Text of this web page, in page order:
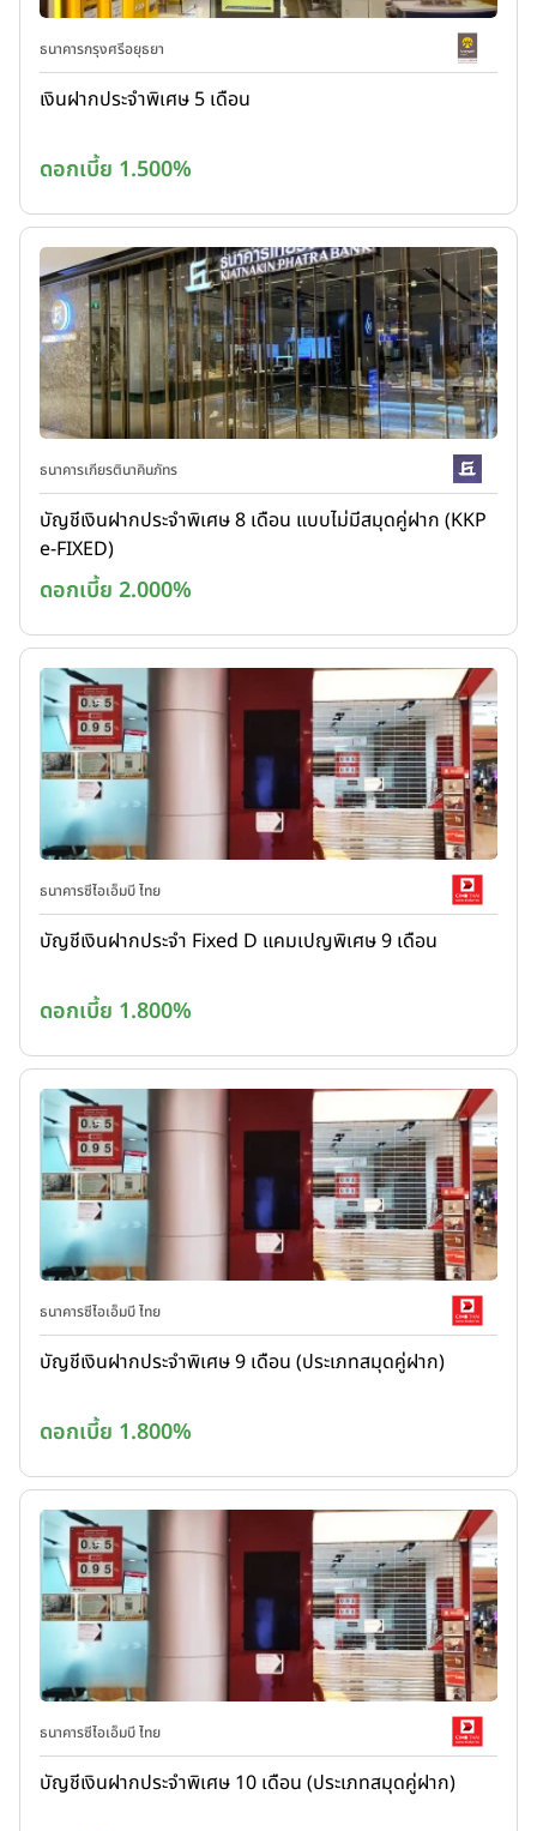
ธนาคารกรุงศรีอยุธยา
เงินฝากประจำพิเศษ 5 เดือน
ดอกเบี้ย 1.500%
ธนาคารเกียรตินาคินภัทร
บัญชีเงินฝากประจำพิเศษ 8 เดือน แบบไม่มีสมุดคู่ฝาก (KKP
e-FIXED)
ดอกเบี้ย 2.000%
ธนาคารซีไอเอ็มบี ไทย
บัญชีเงินฝากประจำ Fixed D แคมเปญพิเศษ 9 เดือน
ดอกเบี้ย 1.800%
ธนาคารซีไอเอ็มบี ไทย
บัญชีเงินฝากประจำพิเศษ 9 เดือน (ประเภทสมุดคู่ฝาก)
ดอกเบี้ย 1.800%
ธนาคารซีไอเอ็มบี ไทย
บัญชีเงินฝากประจำพิเศษ 10 เดือน (ประเภทสมุดคู่ฝาก)